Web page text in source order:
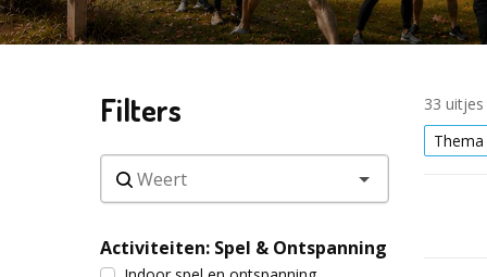
Filters
Activiteiten: Spel & Ontspanning
33